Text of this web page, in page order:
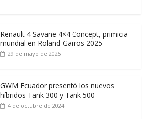
Renault 4 Savane 4×4 Concept, primicia
mundial en Roland-Garros 2025
29 de mayo de 2025
GWM Ecuador presentó los nuevos
híbridos Tank 300 y Tank 500
4 de octubre de 2024